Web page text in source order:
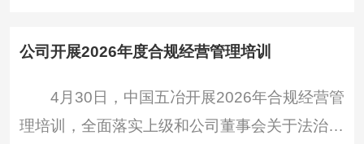
势，部署了下阶段安全生产重点工作，并传达了
全管理取得一定成效，有力保障了“十五五”开局
稳定，但总体形势依旧严峻，当前正值生产经营
公司开展2026年度合规经营管理培训
4月30日，中国五冶开展2026年合规经营管
理培训，全面落实上级和公司董事会关于法治建